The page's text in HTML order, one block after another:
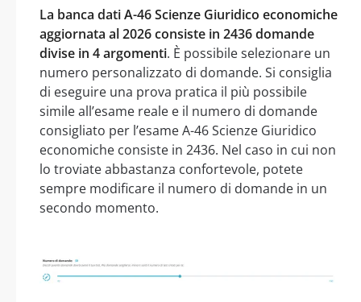
La banca dati A-46 Scienze Giuridico economiche
aggiornata al 2026 consiste in 2436 domande
divise in 4 argomenti. È possibile selezionare un
numero personalizzato di domande. Si consiglia
di eseguire una prova pratica il più possibile
simile all’esame reale e il numero di domande
consigliato per l’esame A-46 Scienze Giuridico
economiche consiste in 2436. Nel caso in cui non
lo troviate abbastanza confortevole, potete
sempre modificare il numero di domande in un
secondo momento.